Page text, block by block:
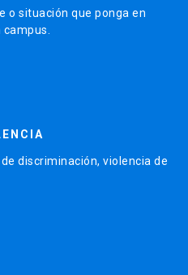
o situación que ponga en
campus.
discriminación, violencia de